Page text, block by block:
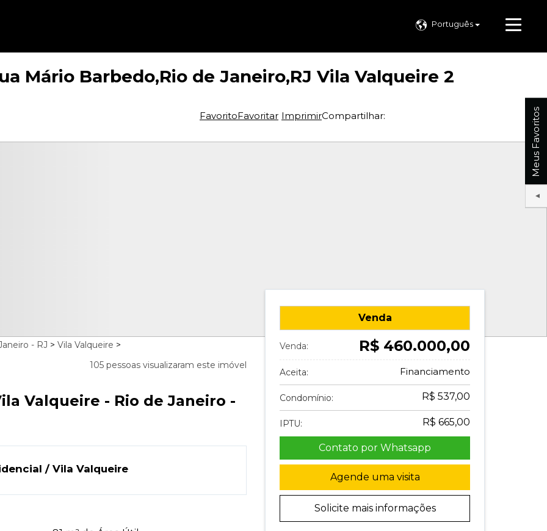
Português
Mário Barbedo,Rio de Janeiro,RJ Vila Valqueire 2
FavoritoFavoritar ImprimirCompartilhar:
- RJ > Vila Valqueire >
105 pessoas visualizaram este imóvel
Valqueire - Rio de Janeiro -
/ Vila Valqueire
Venda
Venda: R$ 460.000,00
Aceita: Financiamento
Condomínio: R$ 537,00
IPTU: R$ 665,00
Contato por Whatsapp
Agende uma visita
Solicite mais informações
Meus Favoritos